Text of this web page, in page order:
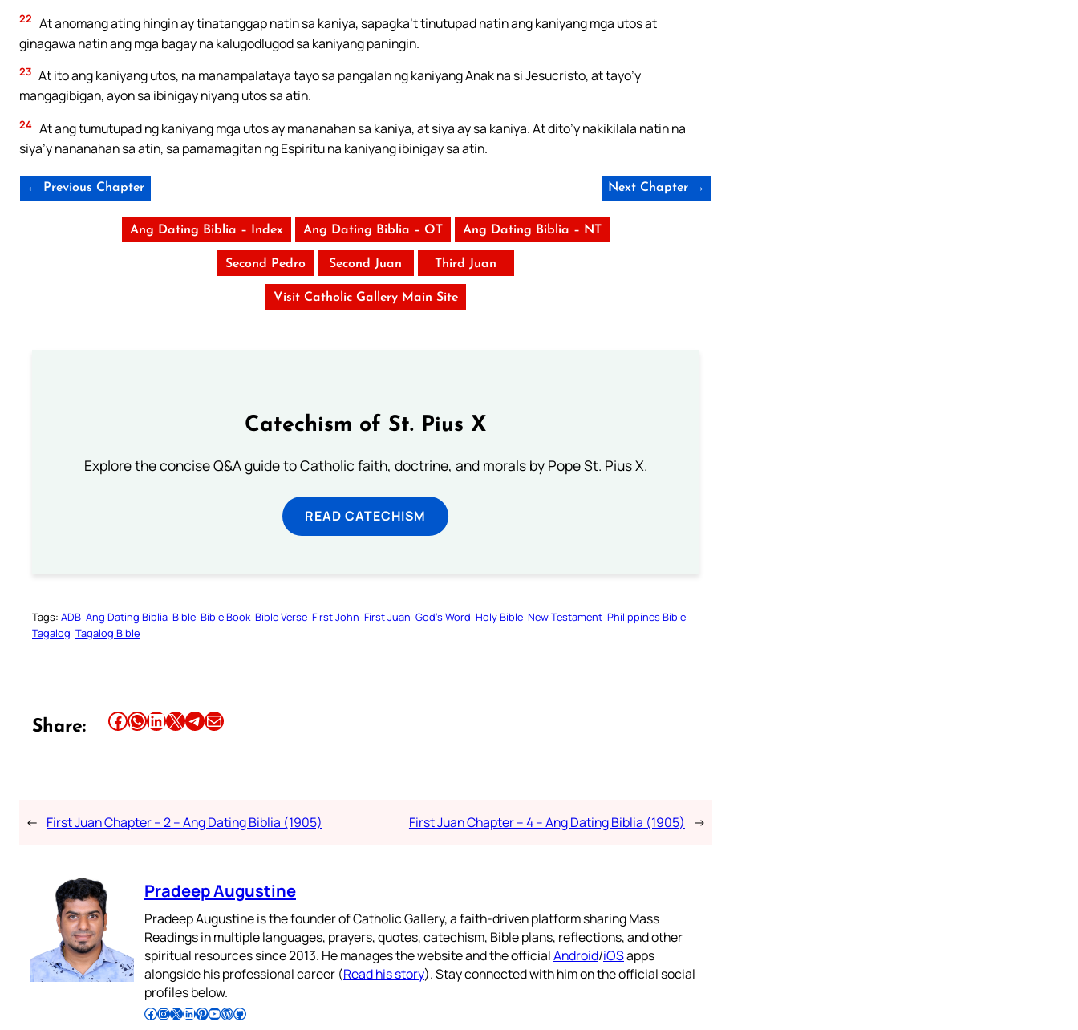
22 At anomang ating hingin ay tinatanggap natin sa kaniya, sapagka’t tinutupad natin ang kaniyang mga utos at
ginagawa natin ang mga bagay na kalugodlugod sa kaniyang paningin.
23 At ito ang kaniyang utos, na manampalataya tayo sa pangalan ng kaniyang Anak na si Jesucristo, at tayo’y
mangagibigan, ayon sa ibinigay niyang utos sa atin.
24 At ang tumutupad ng kaniyang mga utos ay mananahan sa kaniya, at siya ay sa kaniya. At dito’y nakikilala natin na
siya’y nananahan sa atin, sa pamamagitan ng Espiritu na kaniyang ibinigay sa atin.
← Previous Chapter Next Chapter →
Ang Dating Biblia – Index Ang Dating Biblia – OT Ang Dating Biblia – NT
Second Pedro Second Juan Third Juan
Visit Catholic Gallery Main Site
Catechism of St. Pius X
Explore the concise Q&A guide to Catholic faith, doctrine, and morals by Pope St. Pius X.
READ CATECHISM
Tags: ADB Ang Dating Biblia Bible Bible Book Bible Verse First John First Juan God’s Word Holy Bible New Testament Philippines Bible
Tagalog Tagalog Bible
Share: Share this article on Facebook Share this article on WhatsApp Share this article on LinkedIn Share this article on X Share this article on TelegramEmail this Article
← First Juan Chapter – 2 – Ang Dating Biblia (1905) First Juan Chapter – 4 – Ang Dating Biblia (1905) →
Pradeep Augustine
Pradeep Augustine is the founder of Catholic Gallery, a faith-driven platform sharing Mass
Readings in multiple languages, prayers, quotes, catechism, Bible plans, reflections, and other
spiritual resources since 2013. He manages the website and the officialAndroid/iOSapps
alongside his professional career (Read his story). Stay connected with him on the official social
profiles below.
Follow Pradeep on Facebook Follow Pradeep on InstagramFollow Pradeep on X Follow Pradeep on LinkedIn Follow Pradeep on Pinterest Subscribe to Pradeep’s Youtube Channel Follow Pradeep on WordPress Follow Pradeep on GitHub